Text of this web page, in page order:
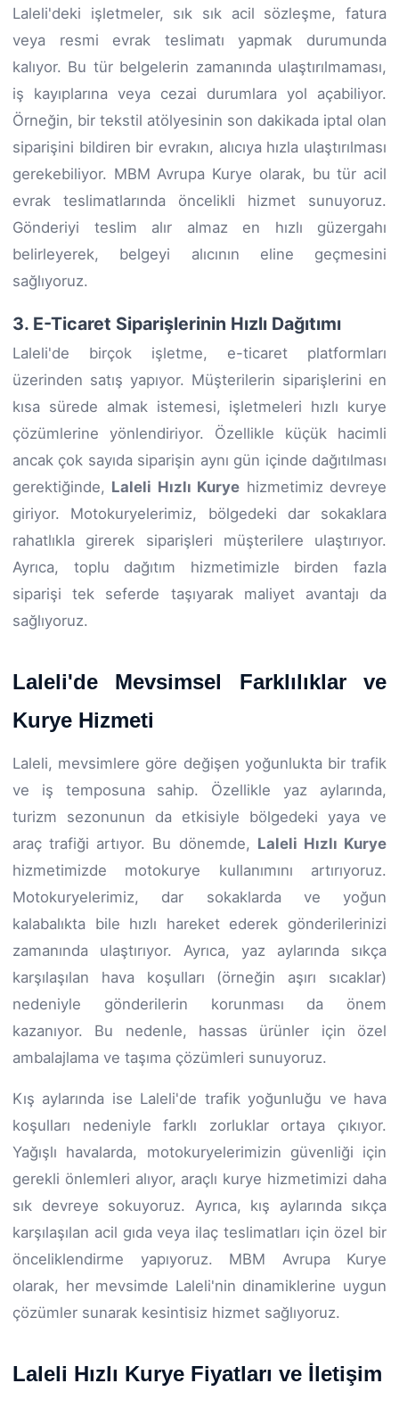
Laleli'deki işletmeler, sık sık acil sözleşme, fatura
veya resmi evrak teslimatı yapmak durumunda
kalıyor. Bu tür belgelerin zamanında ulaştırılmaması,
iş kayıplarına veya cezai durumlara yol açabiliyor.
Örneğin, bir tekstil atölyesinin son dakikada iptal olan
siparişini bildiren bir evrakın, alıcıya hızla ulaştırılması
gerekebiliyor. MBM Avrupa Kurye olarak, bu tür acil
evrak teslimatlarında öncelikli hizmet sunuyoruz.
Gönderiyi teslim alır almaz en hızlı güzergahı
belirleyerek, belgeyi alıcının eline geçmesini
sağlıyoruz.
3. E-Ticaret Siparişlerinin Hızlı Dağıtımı
Laleli'de birçok işletme, e-ticaret platformları
üzerinden satış yapıyor. Müşterilerin siparişlerini en
kısa sürede almak istemesi, işletmeleri hızlı kurye
çözümlerine yönlendiriyor. Özellikle küçük hacimli
ancak çok sayıda siparişin aynı gün içinde dağıtılması
gerektiğinde, Laleli Hızlı Kurye hizmetimiz devreye
giriyor. Motokuryelerimiz, bölgedeki dar sokaklara
rahatlıkla girerek siparişleri müşterilere ulaştırıyor.
Ayrıca, toplu dağıtım hizmetimizle birden fazla
siparişi tek seferde taşıyarak maliyet avantajı da
sağlıyoruz.
Laleli'de Mevsimsel Farklılıklar ve
Kurye Hizmeti
Laleli, mevsimlere göre değişen yoğunlukta bir trafik
ve iş temposuna sahip. Özellikle yaz aylarında,
turizm sezonunun da etkisiyle bölgedeki yaya ve
araç trafiği artıyor. Bu dönemde, Laleli Hızlı Kurye
hizmetimizde motokurye kullanımını artırıyoruz.
Motokuryelerimiz, dar sokaklarda ve yoğun
kalabalıkta bile hızlı hareket ederek gönderilerinizi
zamanında ulaştırıyor. Ayrıca, yaz aylarında sıkça
karşılaşılan hava koşulları (örneğin aşırı sıcaklar)
nedeniyle gönderilerin korunması da önem
kazanıyor. Bu nedenle, hassas ürünler için özel
ambalajlama ve taşıma çözümleri sunuyoruz.
Kış aylarında ise Laleli'de trafik yoğunluğu ve hava
koşulları nedeniyle farklı zorluklar ortaya çıkıyor.
Yağışlı havalarda, motokuryelerimizin güvenliği için
gerekli önlemleri alıyor, araçlı kurye hizmetimizi daha
sık devreye sokuyoruz. Ayrıca, kış aylarında sıkça
karşılaşılan acil gıda veya ilaç teslimatları için özel bir
önceliklendirme yapıyoruz. MBM Avrupa Kurye
olarak, her mevsimde Laleli'nin dinamiklerine uygun
çözümler sunarak kesintisiz hizmet sağlıyoruz.
Laleli Hızlı Kurye Fiyatları ve İletişim